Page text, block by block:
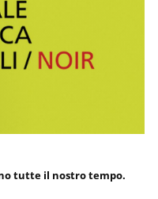
tutte il nostro tempo.